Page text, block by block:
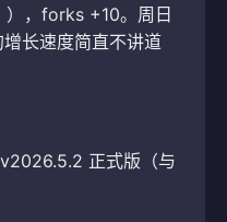
），forks +10。周日
长速度简直不讲道
正式版（与